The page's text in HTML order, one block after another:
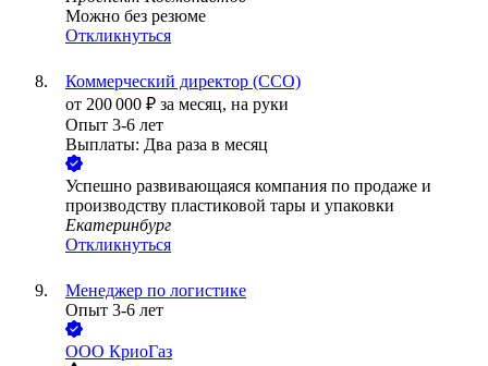
Можно без резюме
Откликнуться
Коммерческий директор (CCO)
от 200 000 ₽ за месяц, на руки
Опыт 3-6 лет
Выплаты: Два раза в месяц
Успешно развивающаяся компания по продаже и
производству пластиковой тары и упаковки
Екатеринбург
Откликнуться
Менеджер по логистике
Опыт 3-6 лет
ООО КриоГаз